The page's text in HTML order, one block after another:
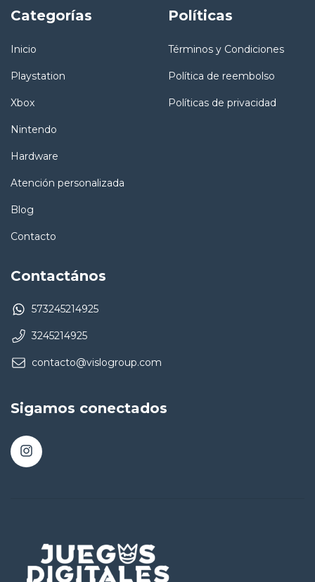
Categorías
Inicio
Playstation
Xbox
Nintendo
Hardware
Atención personalizada
Blog
Contacto
Políticas
Términos y Condiciones
Política de reembolso
Políticas de privacidad
Contactános
573245214925
3245214925
contacto@vislogroup.com
Sigamos conectados